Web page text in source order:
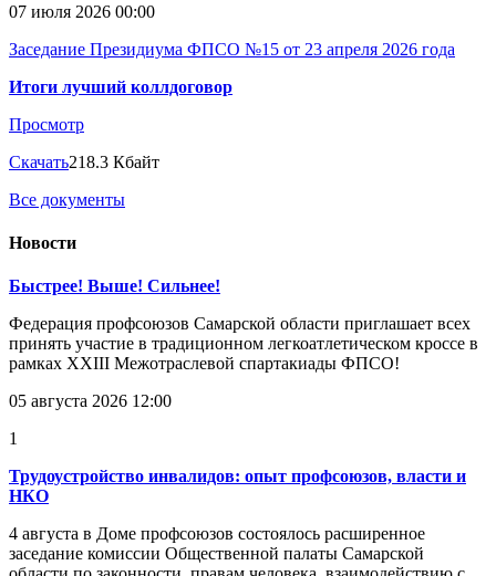
07 июля 2026 00:00
Заседание Президиума ФПСО №15 от 23 апреля 2026 года
Итоги лучший коллдоговор
Просмотр
Скачать218.3 Кбайт
Все документы
Новости
Быстрее! Выше! Сильнее!
Федерация профсоюзов Самарской области приглашает всех
принять участие в традиционном легкоатлетическом кроссе в
рамках XXIII Межотраслевой спартакиады ФПСО!
05 августа 2026 12:00
1
Трудоустройство инвалидов: опыт профсоюзов, власти и
НКО
4 августа в Доме профсоюзов состоялось расширенное
заседание комиссии Общественной палаты Самарской